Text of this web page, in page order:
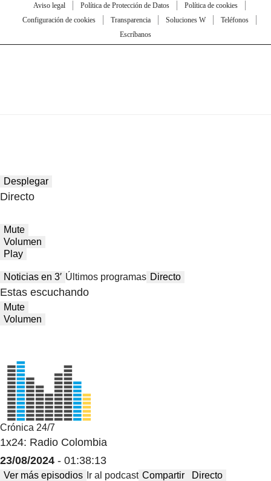
Aviso legal Política de Protección de Datos
Política de cookies
Configuración de cookies
Transparencia Soluciones W
Teléfonos
Escríbanos
Desplegar
Directo
Mute
Volumen
Play
Noticias en 3′ Últimos programas Directo
Estas escuchando
Mute
Volumen
Crónica 24/7
1x24: Radio Colombia
23/08/2024 - 01:38:13
Ver más episodios Ir al podcast Compartir Directo